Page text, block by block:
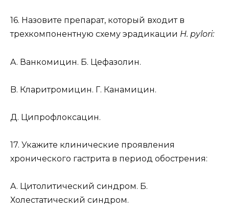
16. Назовите препарат, который входит в
трехкомпонентную схему эрадикации H. pylori:
A. Ванкомицин. Б. Цефазолин.
B. Кларитромицин. Г. Канамицин.
Д. Ципрофлоксацин.
17. Укажите клинические проявления
хронического гастрита в период обострения:
A. Цитолитический синдром. Б.
Холестатический синдром.